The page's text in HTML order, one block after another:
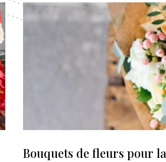
Bouquets de fleurs pour